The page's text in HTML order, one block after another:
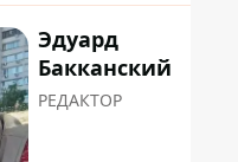
Эдуард
Бакканский
РЕДАКТОР